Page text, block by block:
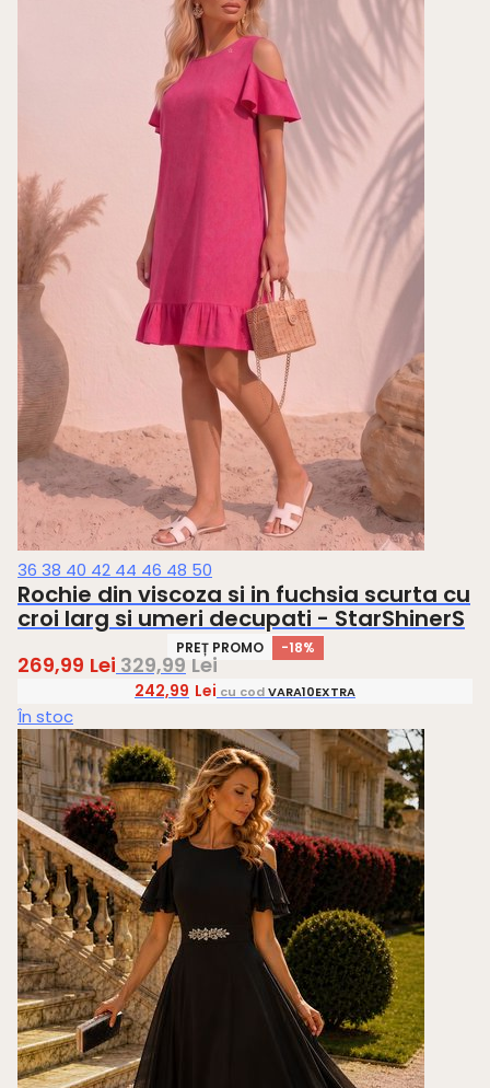
36 38 40 42 44 46 48 50
Rochie din viscoza si in fuchsia scurta cu
croi larg si umeri decupati - StarShinerS
PREȚ PROMO -18%
269,99 Lei 329,99 Lei
242,99 Lei cu codVARA10EXTRA
În stoc